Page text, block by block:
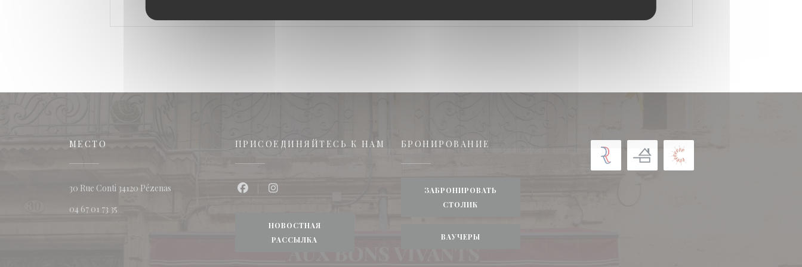
МЕСТО
30 Rue Conti 34120 Pézenas((открывается в новом окне))
04 67 01 73 35
ПРИСОЕДИНЯЙТЕСЬ К НАМ
НОВОСТНАЯ
РАССЫЛКА
БРОНИРОВАНИЕ
ЗАБРОНИРОВАТЬ
СТОЛИК
ВАУЧЕРЫ